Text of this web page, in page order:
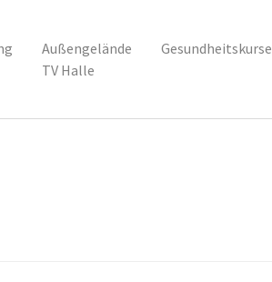
Außengelände
TV Halle
Gesundheitskurse